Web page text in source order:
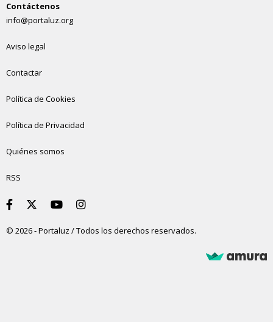
Contáctenos
info@portaluz.org
Aviso legal
Contactar
Política de Cookies
Política de Privacidad
Quiénes somos
RSS
© 2026 - Portaluz / Todos los derechos reservados.